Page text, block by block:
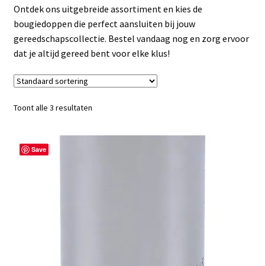
Privacybeleid
Retourbeleid
Videos
Winkelwagen
Ontdek ons uitgebreide assortiment en kies de
bougiedoppen die perfect aansluiten bij jouw
gereedschapscollectie. Bestel vandaag nog en zorg ervoor
dat je altijd gereed bent voor elke klus!
Toont alle 3 resultaten
Save